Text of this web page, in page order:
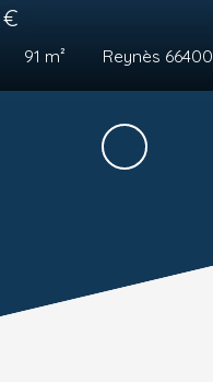
€
91 m² Reynès 66400